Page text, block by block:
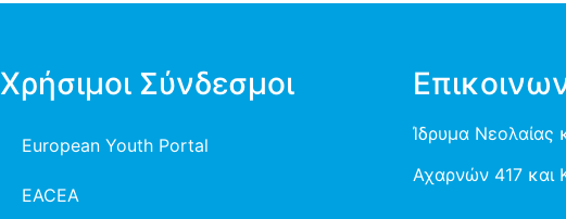
Χρήσιμοι Σύνδεσμοι
European Youth Portal
EACEA
Ίδρυμα Νεολαίας
Αχαρνών 417 και